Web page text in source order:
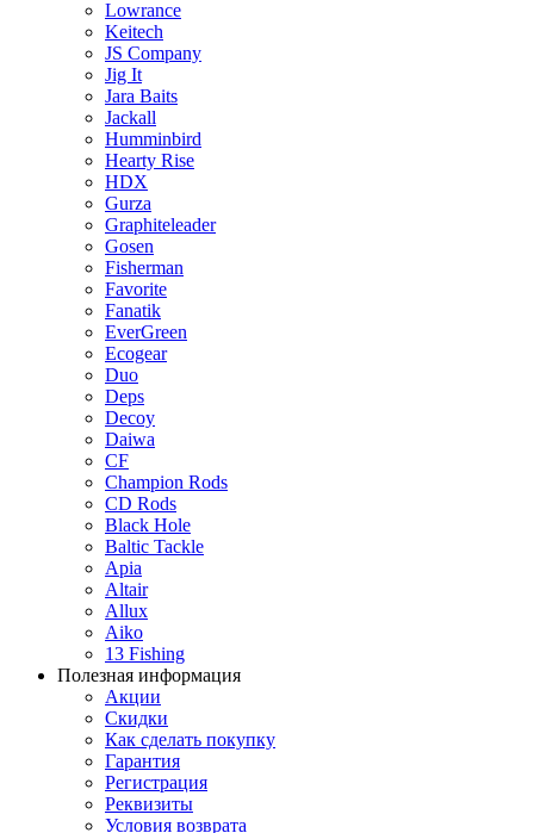
Lowrance
Keitech
JS Company
Jig It
Jara Baits
Jackall
Humminbird
Hearty Rise
HDX
Gurza
Graphiteleader
Gosen
Fisherman
Favorite
Fanatik
EverGreen
Ecogear
Duo
Deps
Decoy
Daiwa
CF
Champion Rods
CD Rods
Black Hole
Baltic Tackle
Apia
Altair
Allux
Aiko
13 Fishing
Полезная информация
Акции
Скидки
Как сделать покупку
Гарантия
Регистрация
Реквизиты
Условия возврата